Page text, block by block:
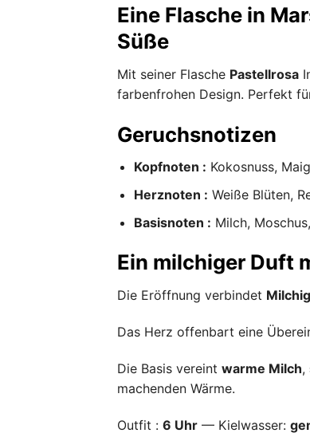
Eine Flasche in
Süße
Mit seiner Flasche Pastellrosa
farbenfrohen Design. Perfekt
Geruchsnotizen
Kopfnoten : Kokosnuss,
Herznoten : Weiße Blüten,
Basisnoten : Milch,
Ein milchiger Duft
Die Eröffnung verbindet
Das Herz offenbart eine
Die Basis vereint warme Milch,
machenden Wärme.
Outfit : 6 Uhr — Kielwasser: